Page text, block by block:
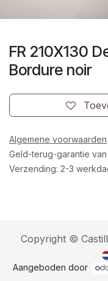
FR 210X130
Bordure noir
Algemene voorwaarden
Geld-terug-garantie
Verzending: 2-3
Copyright ©
Aangeboden door